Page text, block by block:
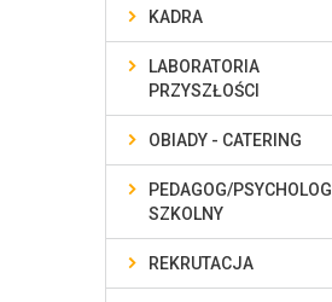
KADRA
LABORATORIA
PRZYSZŁOŚCI
OBIADY - CATERING
PEDAGOG/PSYCHOLOG
SZKOLNY
REKRUTACJA